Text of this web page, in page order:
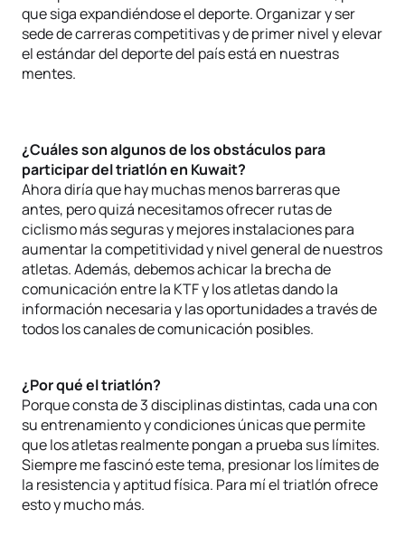
que siga expandiéndose el deporte. Organizar y ser
sede de carreras competitivas y de primer nivel y elevar
el estándar del deporte del país está en nuestras
mentes.
¿Cuáles son algunos de los obstáculos para
participar del triatlón en Kuwait?
Ahora diría que hay muchas menos barreras que
antes, pero quizá necesitamos ofrecer rutas de
ciclismo más seguras y mejores instalaciones para
aumentar la competitividad y nivel general de nuestros
atletas. Además, debemos achicar la brecha de
comunicación entre la KTF y los atletas dando la
información necesaria y las oportunidades a través de
todos los canales de comunicación posibles.
¿Por qué el triatlón?
Porque consta de 3 disciplinas distintas, cada una con
su entrenamiento y condiciones únicas que permite
que los atletas realmente pongan a prueba sus límites.
Siempre me fascinó este tema, presionar los límites de
la resistencia y aptitud física. Para mí el triatlón ofrece
esto y mucho más.